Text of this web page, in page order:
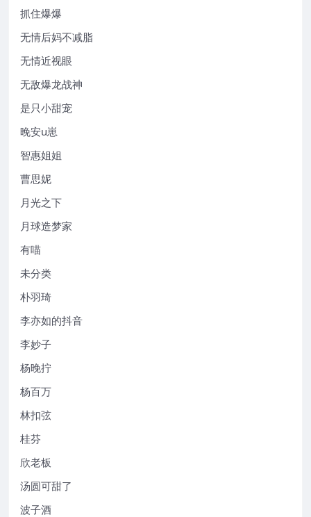
抓住爆爆
无情后妈不减脂
无情近视眼
无敌爆龙战神
是只小甜宠
晚安u崽
智惠姐姐
曹思妮
月光之下
月球造梦家
有喵
未分类
朴羽琦
李亦如的抖音
李妙子
杨晚拧
杨百万
林扣弦
桂芬
欣老板
汤圆可甜了
波子酒